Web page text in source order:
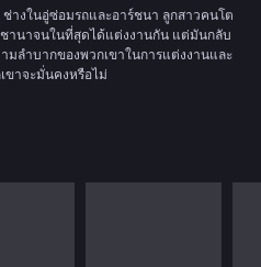
างในอู่ซ่อมรถและอาร์ชนา ลูกสาวคนโต
านาจนในที่สุดได้แต่งงานกัน แต่มันกลับ
ลำบากของพวกเขาในการแต่งงานและ
าจะมั่นคงหรือไม่